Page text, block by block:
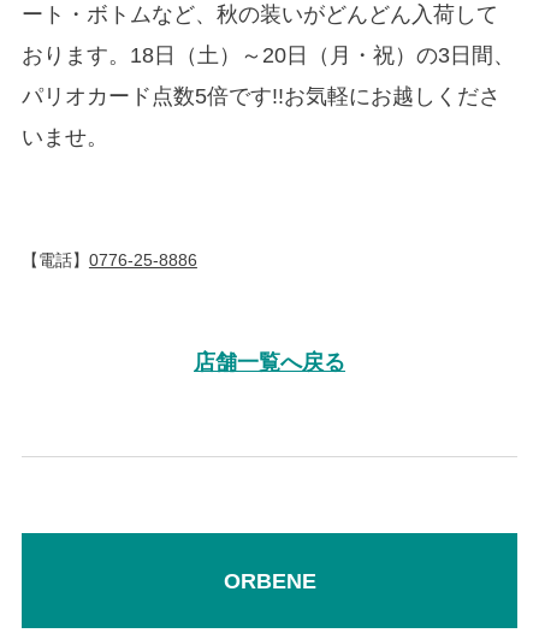
ート・ボトムなど、秋の装いがどんどん入荷して
おります。18日（土）～20日（月・祝）の3日間、
パリオカード点数5倍です!!お気軽にお越しくださ
いませ。
【電話】 0776-25-8886
店舗一覧へ戻る
ORBENE